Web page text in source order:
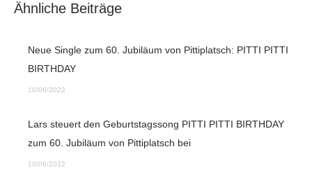
Ähnliche Beiträge
Neue Single zum 60. Jubiläum von Pittiplatsch: PITTI PITTI
BIRTHDAY
10/06/2022
Lars steuert den Geburtstagssong PITTI PITTI BIRTHDAY
zum 60. Jubiläum von Pittiplatsch bei
10/06/2022